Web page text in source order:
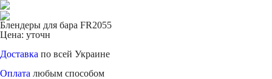
Блендеры для бара FR2055
Цена: уточн
Доставка по всей Украине
Оплата любым способом